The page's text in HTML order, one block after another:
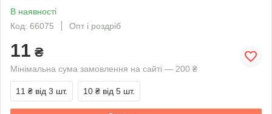
В наявності
Код: 66075
Опт і роздріб
11 ₴
Мінімальна сума замовлення на сайті — 200 ₴
11 ₴ від 3 шт. 10 ₴ від 5 шт.